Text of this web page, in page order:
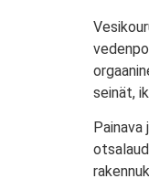
seinät,